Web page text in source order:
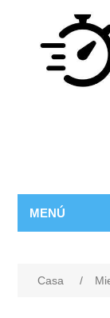
MENÚ
Casa /